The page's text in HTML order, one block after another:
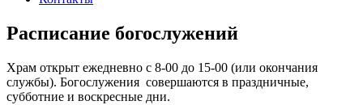
Расписание богослужений
Храм открыт ежедневно с 8-00 до 15-00 (или окончания
службы). Богослужения совершаются в праздничные,
субботние и воскресные дни.